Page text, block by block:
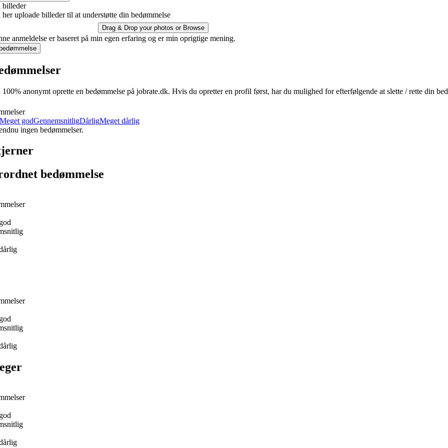
billeder
uploade billeder til at understøtte din bedømmelse
Drag & Drop your photos or Browse
anmeldelse er baseret på min egen erfaring og er min oprigtige mening.
anonymt oprette en bedømmelse på jobrate.dk. Hvis du opretter en profil først, har du mulighed for efterfølgende at slette / rette din
godGennemsnitligDårligMeget dårlig
ingen bedømmelser.
bedømmelse